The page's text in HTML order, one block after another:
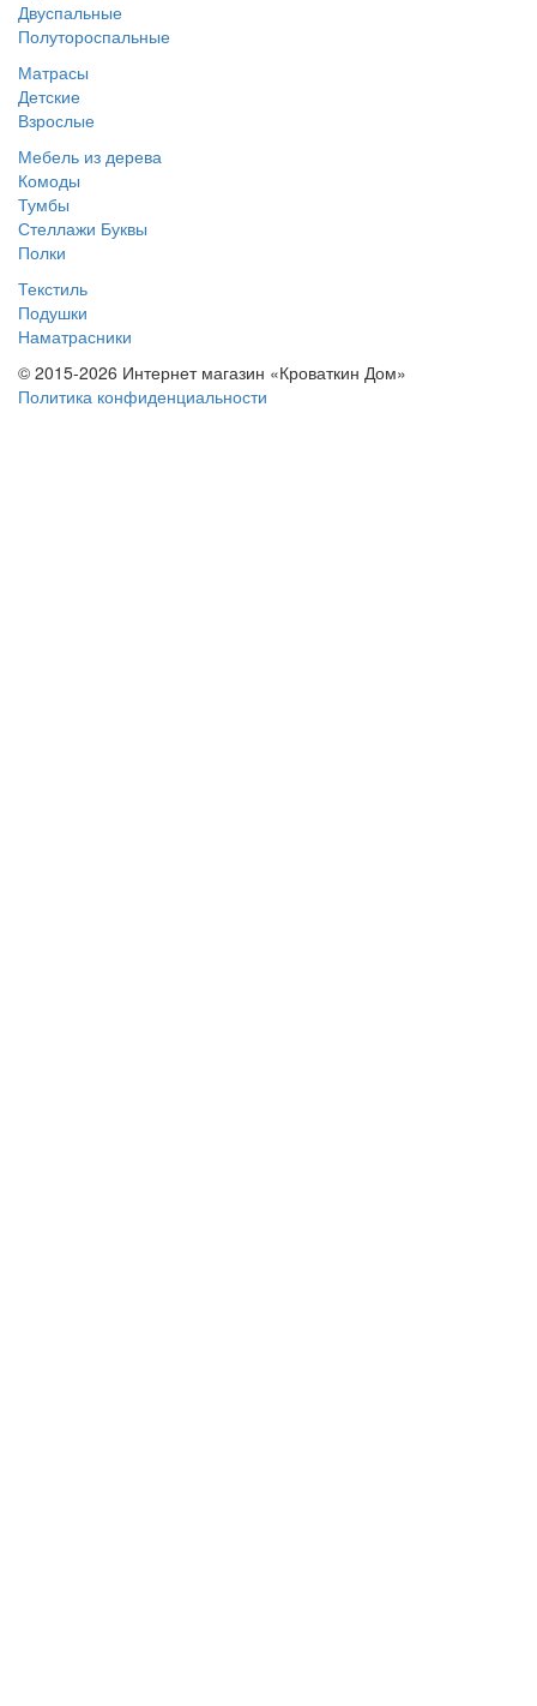
Двуспальные
Полутороспальные
Матрасы
Детские
Взрослые
Мебель из дерева
Комоды
Тумбы
Стеллажи Буквы
Полки
Текстиль
Подушки
Наматрасники
© 2015-2026 Интернет магазин «Кроваткин Дом»
Политика конфиденциальности